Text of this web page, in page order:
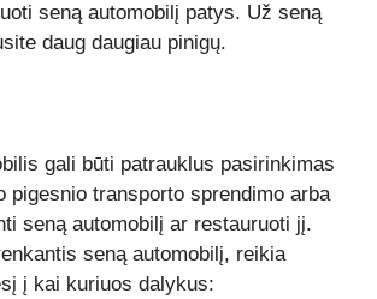
seną automobilį patys. Už seną
daug daugiau pinigų.
gali būti patrauklus pasirinkimas
pigesnio transporto sprendimo arba
seną automobilį ar restauruoti jį.
seną automobilį, reikia
į kai kuriuos dalykus: